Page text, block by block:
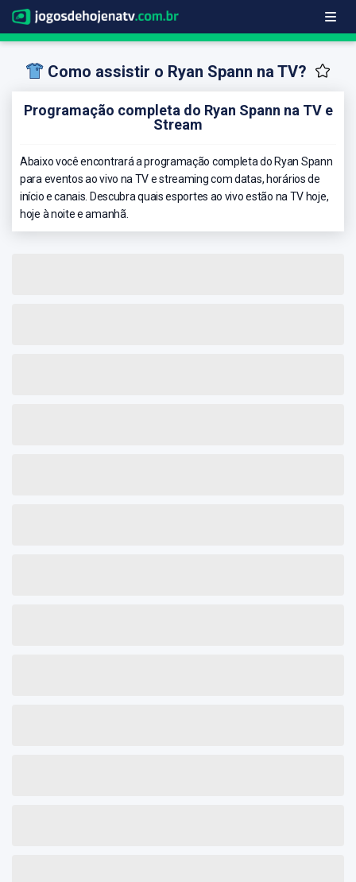
Como assistir o Ryan Spann na TV?
Programação completa do Ryan Spann na TV e
Stream
Abaixo você encontrará a programação completa do Ryan Spann
para eventos ao vivo na TV e streaming com datas, horários de
início e canais. Descubra quais esportes ao vivo estão na TV hoje,
hoje à noite e amanhã.